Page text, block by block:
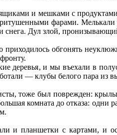
и мешками с
фарами. Мелькали
снега. Дул злой,
приходилось обгонять
деревья, и мы въехали в
— клубы белого пара из
тоже был поврежден:
комната до отказа: одни
и планшетки с картами, и